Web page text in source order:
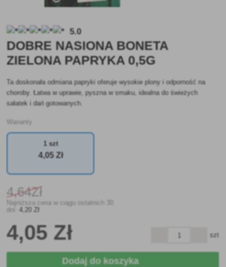
5.0
DOBRE NASIONA BONETA
ZIELONA PAPRYKA 0,5G
Ta doskonała odmiana papryki oferuje wysokie plony i odporność na
choroby. Łatwa w uprawie, pyszna w smaku, idealna do świeżych
sałatek i dań gotowanych.
Warianty
1 szt
4,05 Zł
4,64Zł
Najniższa cena w ciągu ostatnich 30
dni:
4,20 Zł
4,05 Zł szt
Dodaj do koszyka